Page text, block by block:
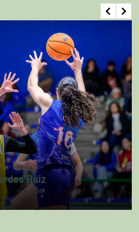
Ruiz